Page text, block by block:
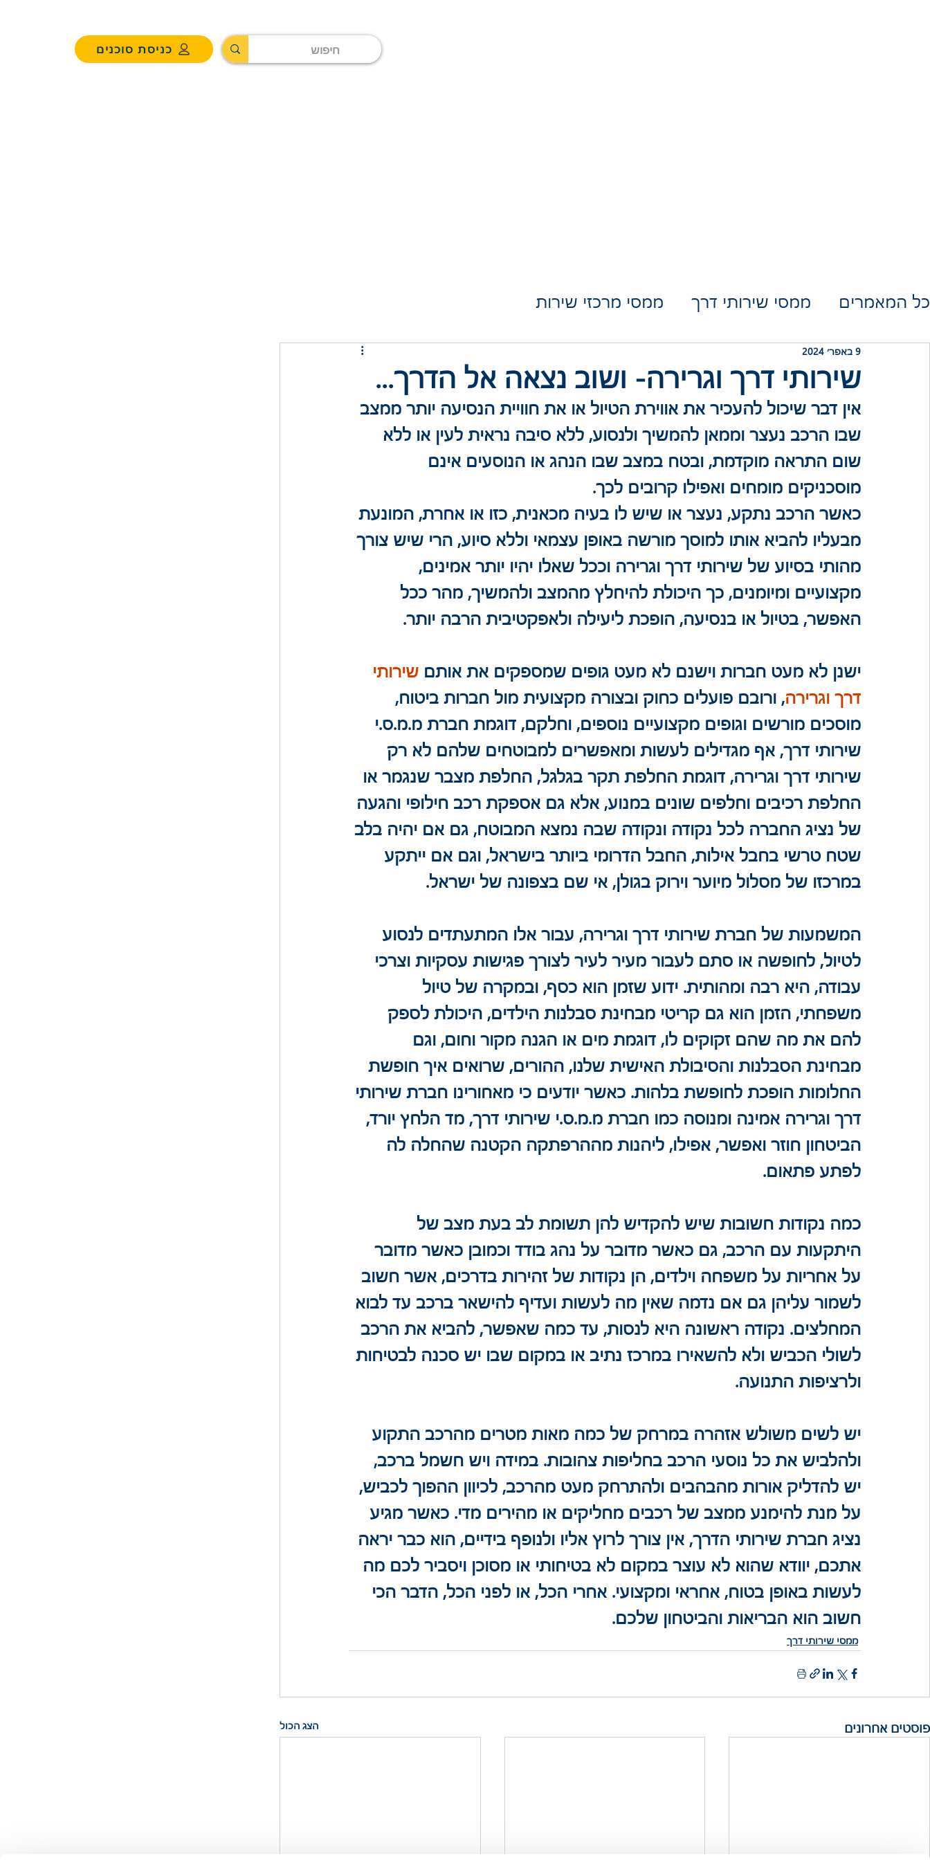
כניסת סוכנים
כל המאמרים ממסי שירותי דרך ממסי מרכזי שירות
שירותי דרך וגרירה- ושוב נצאה אל הדרך...
9 באפר׳ 2024
אין דבר שיכול להעכיר את אווירת הטיול או את חוויית הנסיעה יותר ממצב
שבו הרכב נעצר וממאן להמשיך ולנסוע, ללא סיבה נראית לעין או ללא
שום התראה מוקדמת, ובטח במצב שבו הנהג או הנוסעים אינם
מוסכניקים מומחים ואפילו קרובים לכך.
כאשר הרכב נתקע, נעצר או שיש לו בעיה מכאנית, כזו או אחרת, המונעת
מבעליו להביא אותו למוסך מורשה באופן עצמאי וללא סיוע, הרי שיש צורך
מהותי בסיוע של שירותי דרך וגרירה וככל שאלו יהיו יותר אמינים,
מקצועיים ומיומנים, כך היכולת להיחלץ מהמצב ולהמשיך, מהר ככל
האפשר, בטיול או בנסיעה, הופכת ליעילה ולאפקטיבית הרבה יותר.
ישנן לא מעט חברות וישנם לא מעט גופים שמספקים את אותם שירותי
דרך וגרירה, ורובם פועלים כחוק ובצורה מקצועית מול חברות ביטוח,
מוסכים מורשים וגופים מקצועיים נוספים, וחלקם, דוגמת חברת מ.מ.ס.י
שירותי דרך, אף מגדילים לעשות ומאפשרים למבוטחים שלהם לא רק
שירותי דרך וגרירה, דוגמת החלפת תקר בגלגל, החלפת מצבר שנגמר או
החלפת רכיבים וחלפים שונים במנוע, אלא גם אספקת רכב חילופי והגעה
של נציג החברה לכל נקודה ונקודה שבה נמצא המבוטח, גם אם יהיה בלב
שטח טרשי בחבל אילות, החבל הדרומי ביותר בישראל, וגם אם ייתקע
במרכזו של מסלול מיוער וירוק בגולן, אי שם בצפונה של ישראל.
המשמעות של חברת שירותי דרך וגרירה, עבור אלו המתעתדים לנסוע
לטיול, לחופשה או סתם לעבור מעיר לעיר לצורך פגישות עסקיות וצרכי
עבודה, היא רבה ומהותית. ידוע שזמן הוא כסף, ובמקרה של טיול
משפחתי, הזמן הוא גם קריטי מבחינת סבלנות הילדים, היכולת לספק
להם את מה שהם זקוקים לו, דוגמת מים או הגנה מקור וחום, וגם
מבחינת הסבלנות והסיבולת האישית שלנו, ההורים, שרואים איך חופשת
החלומות הופכת לחופשת בלהות. כאשר יודעים כי מאחורינו חברת שירותי
דרך וגרירה אמינה ומנוסה כמו חברת מ.מ.ס.י שירותי דרך, מד הלחץ יורד,
הביטחון חוזר ואפשר, אפילו, ליהנות מההרפתקה הקטנה שהחלה לה
לפתע פתאום.
כמה נקודות חשובות שיש להקדיש להן תשומת לב בעת מצב של
היתקעות עם הרכב, גם כאשר מדובר על נהג בודד וכמובן כאשר מדובר
על אחריות על משפחה וילדים, הן נקודות של זהירות בדרכים, אשר חשוב
לשמור עליהן גם אם נדמה שאין מה לעשות ועדיף להישאר ברכב עד לבוא
המחלצים. נקודה ראשונה היא לנסות, עד כמה שאפשר, להביא את הרכב
לשולי הכביש ולא להשאירו במרכז נתיב או במקום שבו יש סכנה לבטיחות
ולרציפות התנועה.
יש לשים משולש אזהרה במרחק של כמה מאות מטרים מהרכב התקוע
ולהלביש את כל נוסעי הרכב בחליפות צהובות. במידה ויש חשמל ברכב,
יש להדליק אורות מהבהבים ולהתרחק מעט מהרכב, לכיוון ההפוך לכביש,
על מנת להימנע ממצב של רכבים מחליקים או מהירים מדי. כאשר מגיע
נציג חברת שירותי הדרך, אין צורך לרוץ אליו ולנופף בידיים, הוא כבר יראה
אתכם, יוודא שהוא לא עוצר במקום לא בטיחותי או מסוכן ויסביר לכם מה
לעשות באופן בטוח, אחראי ומקצועי. אחרי הכל, או לפני הכל, הדבר הכי
חשוב הוא הבריאות והביטחון שלכם.
ממסי שירותי דרך
פוסטים אחרונים הצג הכול